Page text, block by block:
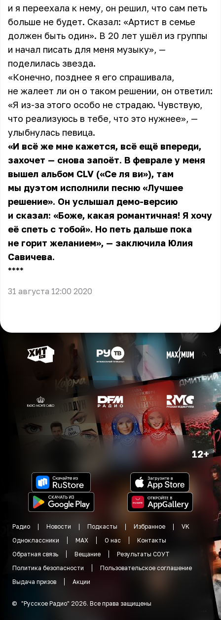
и я переехала к нему, он решил, что сам петь
больше не будет. Сказал: «Артист в семье
должен быть один». В 20 лет ушёл из группы
и начал писать для меня музыку», —
поделилась звезда.
«Конечно, позднее я его спрашивала,
не жалеет ли он о таком решении, он ответил:
«Я из-за этого особо не страдаю. Чувствую,
что реализуюсь в тебе, что это нужнее», —
улыбнулась певица.
«И всё же мне кажется, всё ещё впереди,
захочет — снова запоёт. В феврале у меня
вышел альбом CLV («Се ля ви»), там
мы дуэтом исполнили песню «Лучшее
решение». Он услышал демо-версию
и сказал: «Боже, какая романтичная! Я хочу
её спеть с тобой». Но петь дальше пока
не горит желанием», — заключила Юлия
Савичева.
** **
31 августа 12:00 2020
12+
Радио Новости Подкасты Избранное
VK
Одноклассники
MAX О нас
Контакты
Обратная связь
Вещание
Результаты СОУТ
Политика безопасности
Пользовательское соглашение
Выдача призов
Акции
© "Русское Радио" 2026. Все права защищены